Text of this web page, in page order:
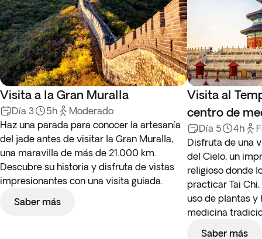
Visita a la Gran Muralla
Día 3 5h
Moderado
Haz una parada para conocer la artesanía
del jade antes de visitar la Gran Muralla,
una maravilla de más de 21.000 km.
Descubre su historia y disfruta de vistas
impresionantes con una visita guiada.
Saber más
Visita al
centro de
Día 5 4h
Disfruta de una
del Cielo, un
religioso donde
practicar Tai
uso de plantas y
medicina
Saber más